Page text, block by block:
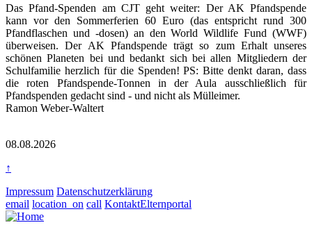
Textkörper
Das Pfand-Spenden am CJT geht weiter: Der AK Pfandspende
kann vor den Sommerferien 60 Euro (das entspricht rund 300
Pfandflaschen und -dosen) an den World Wildlife Fund (WWF)
überweisen. Der AK Pfandspende trägt so zum Erhalt unseres
schönen Planeten bei und bedankt sich bei allen Mitgliedern der
Schulfamilie herzlich für die Spenden! PS: Bitte denkt daran, dass
die roten Pfandspende-Tonnen in der Aula ausschließlich für
Pfandspenden gedacht sind - und nicht als Mülleimer.
Ramon Weber-Waltert
Zusätzliche Bilder
08.08.2026
↑
Impressum Datenschutzerklärung
email location_on call KontaktElternportal